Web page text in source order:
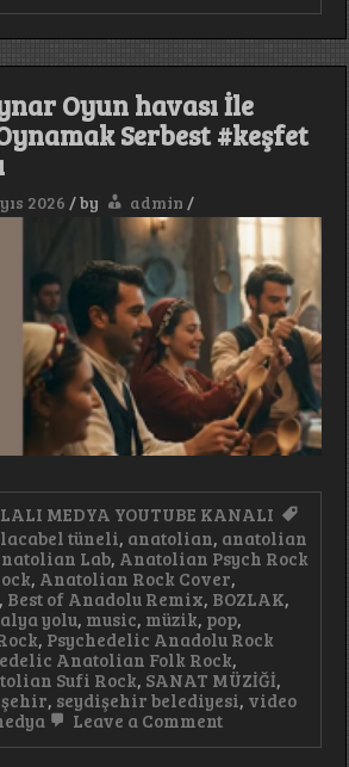
Psychedelic
Anadolu
Rock
Tarzında
#keşfet
Oyun havası İle
Serbest #keşfet
2026 /by admin /
MEDYA YOUTUBE KANALI
tüneli, anatolian, anatolian
Lab, Anatolian Psych Rock
, Anatolian Rock Cover,
, Best of Anadolu Remix, BOZLAK,
yolu, music, müzik, pop,
, Psychedelic Anadolu Rock
Anatolian Folk Rock,
Sufi Rock, SANAT MÜZİĞİ,
, seydişehir belediyesi, video
Leave a Commenton